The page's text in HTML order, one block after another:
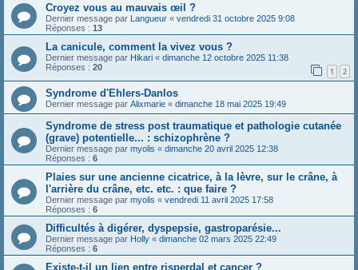
Croyez vous au mauvais œil ?
Dernier message par Langueur « vendredi 31 octobre 2025 9:08
Réponses : 13
La canicule, comment la vivez vous ?
Dernier message par Hikari « dimanche 12 octobre 2025 11:38
Réponses : 20 1 2
Syndrome d'Ehlers-Danlos
Dernier message par Alixmarie « dimanche 18 mai 2025 19:49
Syndrome de stress post traumatique et pathologie cutanée
(grave) potentielle... : schizophrène ?
Dernier message par myolis « dimanche 20 avril 2025 12:38
Réponses : 6
Plaies sur une ancienne cicatrice, à la lèvre, sur le crâne, à
l'arrière du crâne, etc. etc. : que faire ?
Dernier message par myolis « vendredi 11 avril 2025 17:58
Réponses : 6
Difficultés à digérer, dyspepsie, gastroparésie...
Dernier message par Holly « dimanche 02 mars 2025 22:49
Réponses : 6
Existe-t-il un lien entre risperdal et cancer ?